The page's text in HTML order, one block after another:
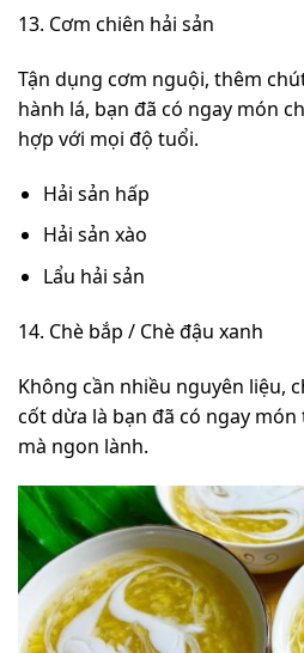
13. Cơm chiên hải sản
Tận dụng cơm nguội, thêm
hành lá, bạn đã có ngay món
hợp với mọi độ tuổi.
Hải sản hấp
Hải sản xào
Lẩu hải sản
14. Chè bắp / Chè đậu xanh
Không cần nhiều nguyên liệu,
cốt dừa là bạn đã có ngay
mà ngon lành.